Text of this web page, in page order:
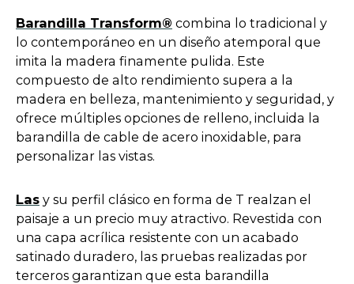
t
a
b
Barandilla Transform® o
p
e
n
s
i
n
e
w
t
a
b
combina lo tradicional y
lo contemporáneo en un diseño atemporal que
imita la madera finamente pulida. Este
compuesto de alto rendimiento supera a la
madera en belleza, mantenimiento y seguridad, y
ofrece múltiples opciones de relleno, incluida la
barandilla de cable de acero inoxidable, para
personalizar las vistas.
Laso
p
e
n
s
y su perfil clásico en forma de T realzan el
paisaje a un precio muy atractivo. Revestida con
una capa acrílica resistente con un acabado
satinado duradero, las pruebas realizadas por
terceros garantizan que esta barandilla